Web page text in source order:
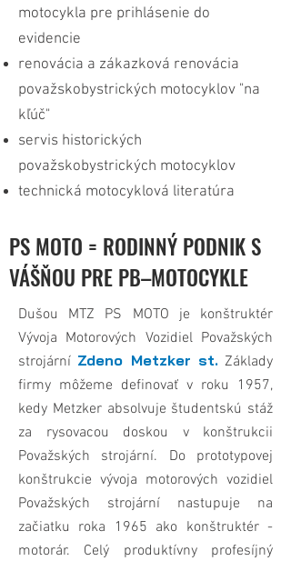
motocykla pre prihlásenie do
evidencie
renovácia a zákazková renovácia
považskobystrických motocyklov "na
kľúč"
servis historických
považskobystrických motocyklov
technická motocyklová literatúra
PS MOTO = RODINNÝ PODNIK S
VÁŠŇOU PRE PB–MOTOCYKLE
Dušou MTZ PS MOTO je konštruktér
Vývoja Motorových Vozidiel Považských
strojární Zdeno Metzker st.Základy
firmy môžeme definovať v roku 1957,
kedy Metzker absolvuje študentskú stáž
za rysovacou doskou v konštrukcii
Považských strojární. Do prototypovej
konštrukcie vývoja motorových vozidiel
Považských strojární nastupuje na
začiatku roka 1965 ako konštruktér -
motorár. Celý produktívny profesíjný